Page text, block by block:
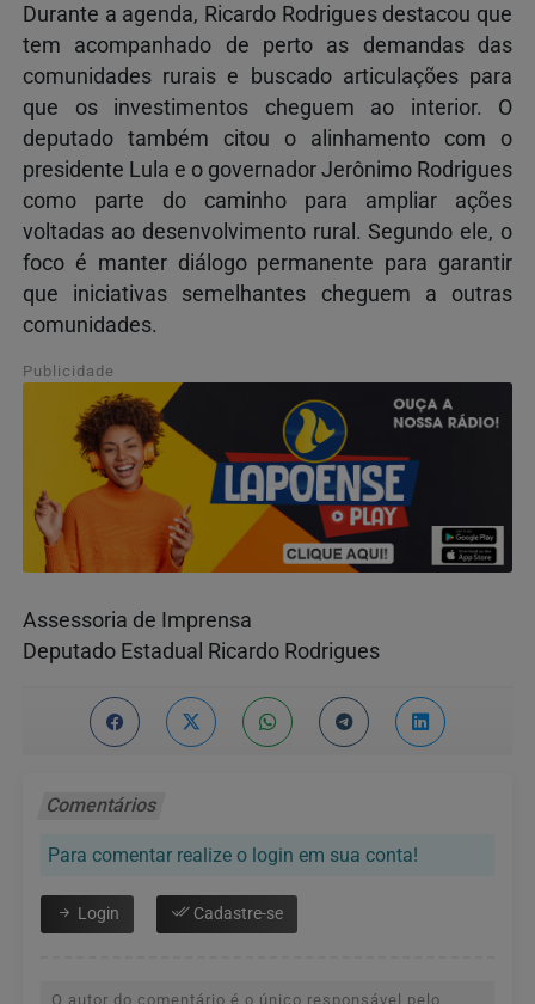
Durante a agenda, Ricardo Rodrigues destacou que
tem acompanhado de perto as demandas das
comunidades rurais e buscado articulações para
que os investimentos cheguem ao interior. O
deputado também citou o alinhamento com o
presidente Lula e o governador Jerônimo Rodrigues
como parte do caminho para ampliar ações
voltadas ao desenvolvimento rural. Segundo ele, o
foco é manter diálogo permanente para garantir
que iniciativas semelhantes cheguem a outras
comunidades.
Publicidade
Assessoria de Imprensa
Deputado Estadual Ricardo Rodrigues
Comentários
Para comentar realize o login em sua conta!
Login Cadastre-se
O autor do comentário é o único responsável pelo